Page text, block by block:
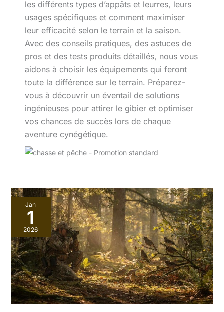
les différents types d’appâts et leurres, leurs
usages spécifiques et comment maximiser
leur efficacité selon le terrain et la saison.
Avec des conseils pratiques, des astuces de
pros et des tests produits détaillés, nous vous
aidons à choisir les équipements qui feront
toute la différence sur le terrain. Préparez-
vous à découvrir un éventail de solutions
ingénieuses pour attirer le gibier et optimiser
vos chances de succès lors de chaque
aventure cynégétique.
Jan
1
2026
Chasse
aux
volatiles
:
guide
et
conseils
pour
réussir